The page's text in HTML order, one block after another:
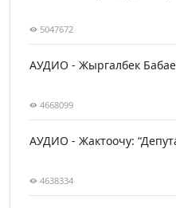
5047672
АУДИО - Жыргалбек
4668099
АУДИО - Жактоочу:
4638334